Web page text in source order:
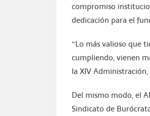
compromiso
dedicación para el
“Lo más valioso que
cumpliendo, vienen
la XIV
Del mismo modo, el
Sindicato de